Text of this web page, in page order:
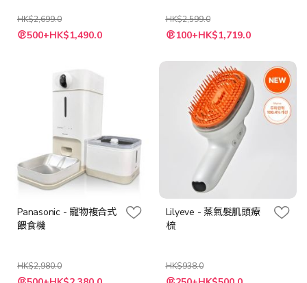
HK$2,699.0
特
殊 500+HK$1,490.0
HK$2,599.0
100+HK$1,719.0
Panasonic - 寵物複合式
餵食機
HK$2,980.0
特
Lilyeve - 蒸氣髮肌頭療
梳
HK$938.0
特